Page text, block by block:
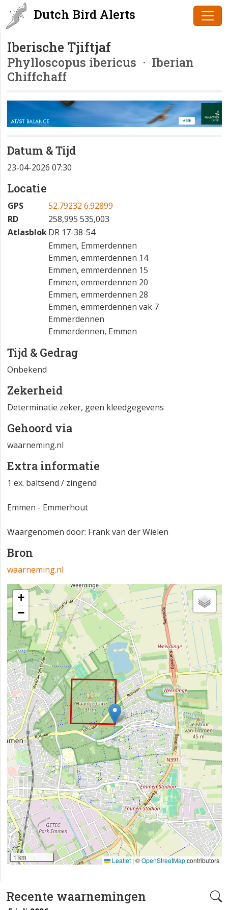
Dutch Bird Alerts
Recente waarnemingen
Iberische Tjiftjaf
Phylloscopus ibericus · Iberian
Chiffchaff
Datum & Tijd
23-04-2026 07:30
Locatie
GPS
52.79232 6.92899
RD
258,995 535,003
AtlasblokDR 17-38-54
Emmen, Emmerdennen
Emmen, emmerdennen 14
Emmen, emmerdennen 15
Emmen, emmerdennen 20
Emmen, emmerdennen 28
Emmen, emmerdennen vak 7
Emmerdennen
Emmerdennen, Emmen
Tijd & Gedrag
Onbekend
Zekerheid
Determinatie zeker, geen kleedgegevens
Gehoord via
waarneming.nl
Extra informatie
1 ex. baltsend / zingend
Emmen - Emmerhout
Waargenomen door: Frank van der Wielen
Bron
waarneming.nl
+
−
1 km Leaflet |©OpenStreetMapcontributors